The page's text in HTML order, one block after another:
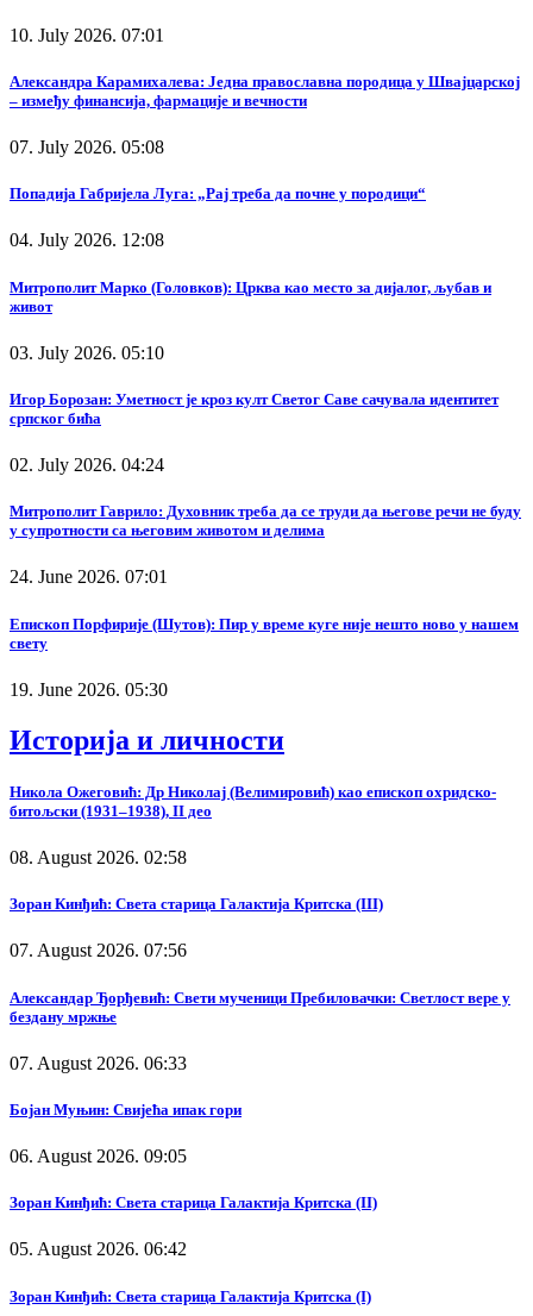
10. July 2026. 07:01
Александра Карамихалева: Једна православна породица у Швајцарској
– између финансија, фармације и вечности
07. July 2026. 05:08
Попадија Габријела Луга: „Рај треба да почне у породици“
04. July 2026. 12:08
Митрополит Марко (Головков): Црква као место за дијалог, љубав и
живот
03. July 2026. 05:10
Игор Борозан: Уметност је кроз култ Светог Саве сачувала идентитет
српског бића
02. July 2026. 04:24
Митрополит Гаврило: Духовник треба да се труди да његове речи не буду
у супротности са његовим животом и делима
24. June 2026. 07:01
Епископ Порфирије (Шутов): Пир у време куге није нешто ново у нашем
свету
19. June 2026. 05:30
Историја и личности
Никола Ожеговић: Др Николај (Велимировић) као епископ охридско-
битољски (1931–1938), II део
08. August 2026. 02:58
Зоран Кинђић: Света старица Галактија Критска (III)
07. August 2026. 07:56
Александар Ђорђевић: Свети мученици Пребиловачки: Светлост вере у
бездану мржње
07. August 2026. 06:33
Бојан Муњин: Свијећа ипак гори
06. August 2026. 09:05
Зоран Кинђић: Света старица Галактија Критска (II)
05. August 2026. 06:42
Зоран Кинђић: Света старица Галактија Критска (I)